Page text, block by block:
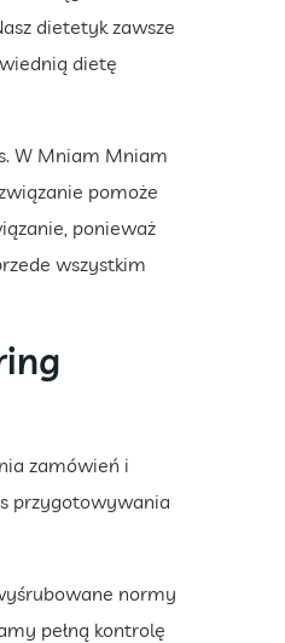
dietetyk zawsze
dietę
W Mniam Mniam
pomoże
ponieważ
wszystkim
zamówień i
przygotowywania
normy
pełną kontrolę